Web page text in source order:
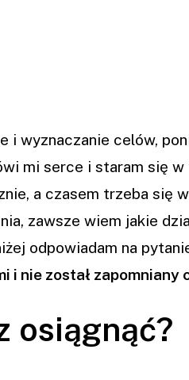
i wyznaczanie celów,
mi serce i staram się
a czasem trzeba się
zawsze wiem jakie
odpowiadam na
i nie został zapomniany
osiągnąć?